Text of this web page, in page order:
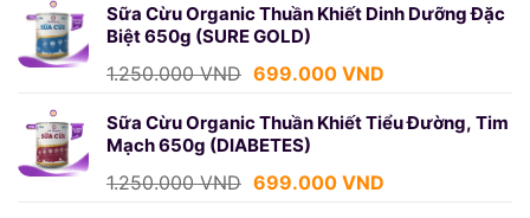
là:
750.000 VND.
tại
439.000 VND.
Sữa Cừu Organic Thuần Khiết Dinh Dưỡng Đặc
Biệt 650g (SURE GOLD)
1.250.000VND Giá
là:
1.250.000 VND.
699.000 VNDGiá
tại
Sữa Cừu Organic Thuần Khiết Tiểu Đường, Tim
Mạch 650g (DIABETES)
1.250.000VND Giá
699.000 VNDGiá